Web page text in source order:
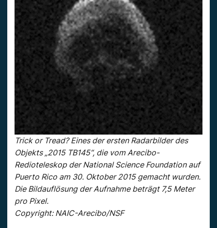
Trick or Tread? Eines der ersten Radarbilder des
Objekts „2015 TB145“, die vom Arecibo-
Redioteleskop der National Science Foundation auf
Puerto Rico am 30. Oktober 2015 gemacht wurden.
Die Bildauflösung der Aufnahme beträgt 7,5 Meter
pro Pixel.
Copyright: NAIC-Arecibo/NSF